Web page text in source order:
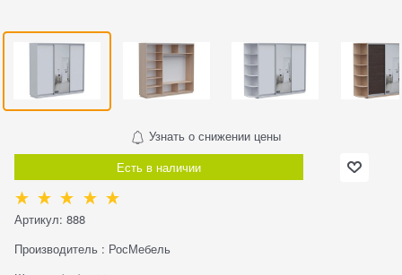
Узнать о снижении цены
Есть в наличии
Артикул: 888
Производитель : РосМебель